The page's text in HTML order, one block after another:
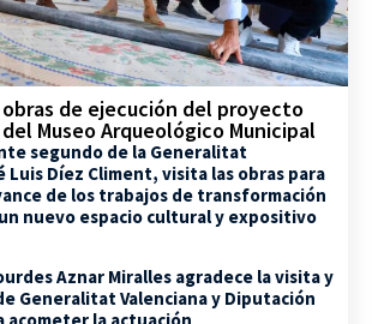
de ejecución del proyecto
Museo Arqueológico Municipal
segundo de la Generalitat
Luis Díez Climent, visita las obras para
de los trabajos de transformación
nuevo espacio cultural y expositivo
Aznar Miralles agradece la visita y
Generalitat Valenciana y Diputación